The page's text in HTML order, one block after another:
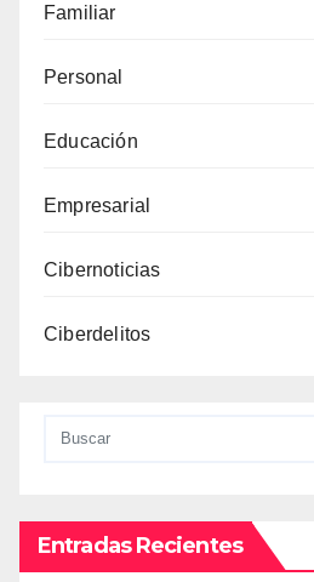
Familiar
Personal
Educación
Empresarial
Cibernoticias
Ciberdelitos
Entradas Recientes